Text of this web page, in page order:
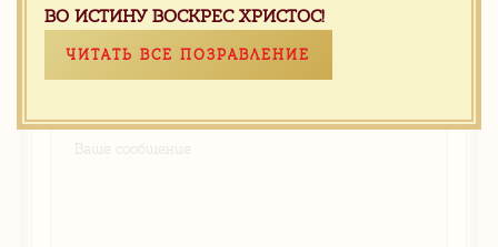
ВО ИСТИНУ ВОСКРЕС ХРИСТОС!
ЧИТАТЬ ВСЕ ПОЗРАВЛЕНИЕ